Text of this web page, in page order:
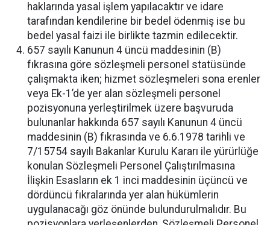
haklarında yasal işlem yapılacaktır ve idare
tarafından kendilerine bir bedel ödenmiş ise bu
bedel yasal faizi ile birlikte tazmin edilecektir.
657 sayılı Kanunun 4 üncü maddesinin (B)
fıkrasına göre sözleşmeli personel statüsünde
çalışmakta iken; hizmet sözleşmeleri sona erenler
veya Ek-1’de yer alan sözleşmeli personel
pozisyonuna yerleştirilmek üzere başvuruda
bulunanlar hakkında 657 sayılı Kanunun 4 üncü
maddesinin (B) fıkrasında ve 6.6.1978 tarihli ve
7/15754 sayılı Bakanlar Kurulu Kararı ile yürürlüğe
konulan Sözleşmeli Personel Çalıştırılmasına
İlişkin Esasların ek 1 inci maddesinin üçüncü ve
dördüncü fıkralarında yer alan hükümlerin
uygulanacağı göz önünde bulundurulmalıdır. Bu